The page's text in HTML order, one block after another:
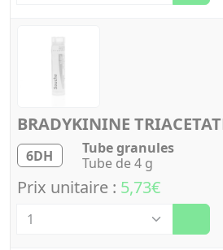
BRADYKININE
6DH
Tube granules
Tube de 4 g
Prix unitaire : 5,73€